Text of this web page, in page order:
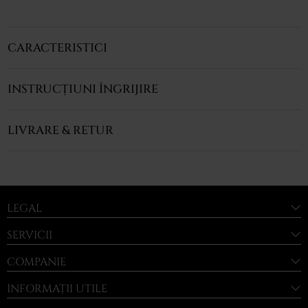
CARACTERISTICI
INSTRUCȚIUNI ÎNGRIJIRE
LIVRARE & RETUR
LEGAL
SERVICII
COMPANIE
INFORMAȚII UTILE